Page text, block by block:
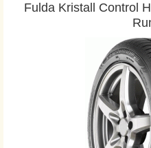
Fulda Kristall Control